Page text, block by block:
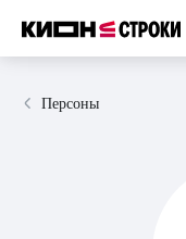
Персоны